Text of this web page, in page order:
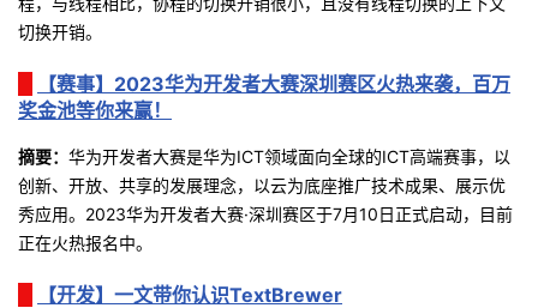
切换开销。
【赛事】2023华为开发者大赛深圳赛区火热来袭，百万
奖金池等你来赢！
摘要： 华为开发者大赛是华为ICT领域面向全球的ICT高端赛事，以
创新、开放、共享的发展理念，以云为底座推广技术成果、展示优
秀应用。2023华为开发者大赛·深圳赛区于7月10日正式启动，目前
正在火热报名中。
【开发】一文带你认识TextBrewer